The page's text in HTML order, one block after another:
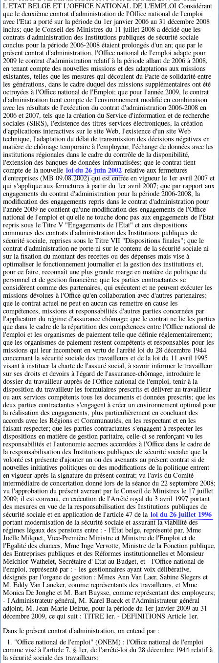
L'ETAT BELGE ET L'OFFICE NATIONAL DE L'EMPLOI Considérant
que le deuxième contrat d'administration de l'Office national de l'emploi
avec l'Etat a porté sur la période du 1er janvier 2006 au 31 décembre 2008
inclus; que le Conseil des Ministres du 11 juillet 2008 a décidé que les
contrats d'administration des Institutions publiques de sécurité sociale
conclus pour la période 2006-2008 étaient prolongés d'un an; que par le
présent contrat d'administration, l'Office national de l'emploi adapte pour
2009 le contrat d'administration relatif à la période allant de 2006 à 2008,
en tenant compte des nouvelles missions et des adaptations aux missions
existantes, telles que les mesures qui découlent du Pacte de solidarité entre
les générations, dans le cadre duquel des missions supplémentaires ont été
octroyées à l'Office national de l'Emploi; que pour l'année 2009, le contrat
d'administration tient compte de l'environnement modifié en combinaison
avec les résultats de l'exécution du contrat d'administration 2006-2008 en
2006 et 2007, tels que la création du Service d'information et de recherche
sociales (SIRS), l'existence des titres-services électroniques, la création
d'applications interactives sur le site Web, l'existence d'un site Web
technique, l'adaptation du délai de transmission des décisions négatives en
matière de chômage temporaire à l'employeur, l'échange de données avec les
institutions régionales dans le cadre du contrôle de la disponibilité,
l'extension des banques de données informatisées; que le contrat tient
compte de la nouvelle loi du 26 juin 2002 relative aux fermetures
d'entreprises (MB 09.08.2002) qui est entrée en vigueur le 1er avril 2007 et
qui s'applique aux fermetures à partir du 1er avril 2007; que par rapport aux
engagements du contrat d'administration pour la période 2006-2008, la
modification des engagements repris dans le contrat d'administration pour
l'année 2009 ne contient qu'une modification des engagements de l'Office
national de l'emploi et qu'elle ne touche donc pas aux engagements de l'Etat
repris sous le Titre V "Engagements de l'Etat" et aux dispositions
communes des contrats d'administration des Institutions publiques de
sécurité sociale, reprises sous le Titre VII "Dispositions finales"; que le
contrat d'administration ne porte ni sur le contenu de la sécurité sociale ni
sur la fixation du montant des recettes ou des dépenses mais vise à
optimaliser le fonctionnement journalier et la gestion des institutions et,
pour ce faire, reconnaît une plus grande marge en matière de politique du
personnel et de gestion financière; que les parties contractantes se
considèrent comme des partenaires, qui exécutent et ne peuvent exécuter les
missions dévolues à l'Office qu'en collaboration avec d'autres partenaires;
que le contrat actuel ne peut en aucun cas remettre en cause les
compétences, missions et responsabilités d'autres parties concernées par
l'application du régime d'assurance chômage; que le contrat ne lie les parties
que dans le cadre de la répartition des compétences entre l'Office national de
l'emploi et les organismes de paiement telle que définie réglementairement;
que les organismes de paiement restent compétents et responsables pour les
missions qui leur incombent en vertu de l'arrêté loi du 28 décembre 1944
concernant la sécurité sociale des travailleurs et de la loi du 11 avril 1995
visant à instituer la charte de l'assuré social, à savoir informer le travailleur
sur ses droits et devoirs à l'égard de l'assurance-chômage, introduire le
dossier du travailleur auprès de l'Office national de l'emploi, tenir à la
disposition du travailleur les formulaires prescrits et délivrer au travailleur
ou aux services compétents tous les documents et données prescrits; que les
deux parties contractantes s'engagent à créer un environnement optimal pour
la réalisation des engagements, plus particulièrement en concluant des
accords avec les Régions et Communautés, en les respectant et en les
faisant respecter; que les parties contractantes s'engagent à respecter les
dispositions en matière de gestion paritaire, celle-ci se renforçant vu les
responsabilités et l'autonomie accrues accordées à l'Office dans le cadre de
la responsabilisation des Institutions publiques de sécurité sociale; que la
volonté est présente d'ajouter un ou des avenants au présent contrat si de
nouvelles initiatives politiques ou des modifications de la politique entrent
en vigueur après la signature du présent contrat; vu l'avis du Comité
intermédiaire de concertation donné lors de la séance du 22 septembre 2008;
vu l'approbation du présent avenant par le Conseil de Ministres le 17 juillet
2009; il est convenu, en exécution de l'Arrêté royal du 3 avril 1997 portant
des mesures en vue de la responsabilisation des Institutions publiques de
sécurité sociale et en application de l'article 47 de la loi du 26 juillet 1996
portant modernisation de la sécurité sociale et assurant la viabilité des
régimes légaux des pensions entre : - l'Etat belge, représenté par, Mme
Joëlle Milquet, Vice-Première Ministre et Ministre de l'Emploi et de
l'Egalité des chances, Mme Inge Vervotte, Ministre de la Fonction publique,
des Entreprises publiques et des Réformes institutionnelles et Monsieur
Melchior Wathelet, Secrétaire d' Etat au Budget, et - l'Office national de
l'emploi, représenté par : - les gestionnaires ayant voix délibérative,
désignés par l'organe de gestion : Mmes Ann Van Laer, Sabine Slegers et
M. Eddy Van Lancker, comme représentants des travailleurs, et Mme
Monica De Jonghe et M. Bart Buysse, comme représentant des employeurs;
- l'Administrateur général, M. Karel Baeck et l'Administrateur général
adjoint, M. Jean-Marie Delrue, pour la période du 1er janvier 2009 au 31
décembre 2009, ce qui suit : TITRE Ier. - DEFINITIONS Article 1er.
Dans le présent contrat d'administration, on entend par :
1. "Office national de l'emploi" (ONEM) : l'Office national de l'emploi
comme visé à l'article 7, § 1er, de l'arrêté-loi du 28 décembre 1944 relatif à
la sécurité sociale des travailleurs;